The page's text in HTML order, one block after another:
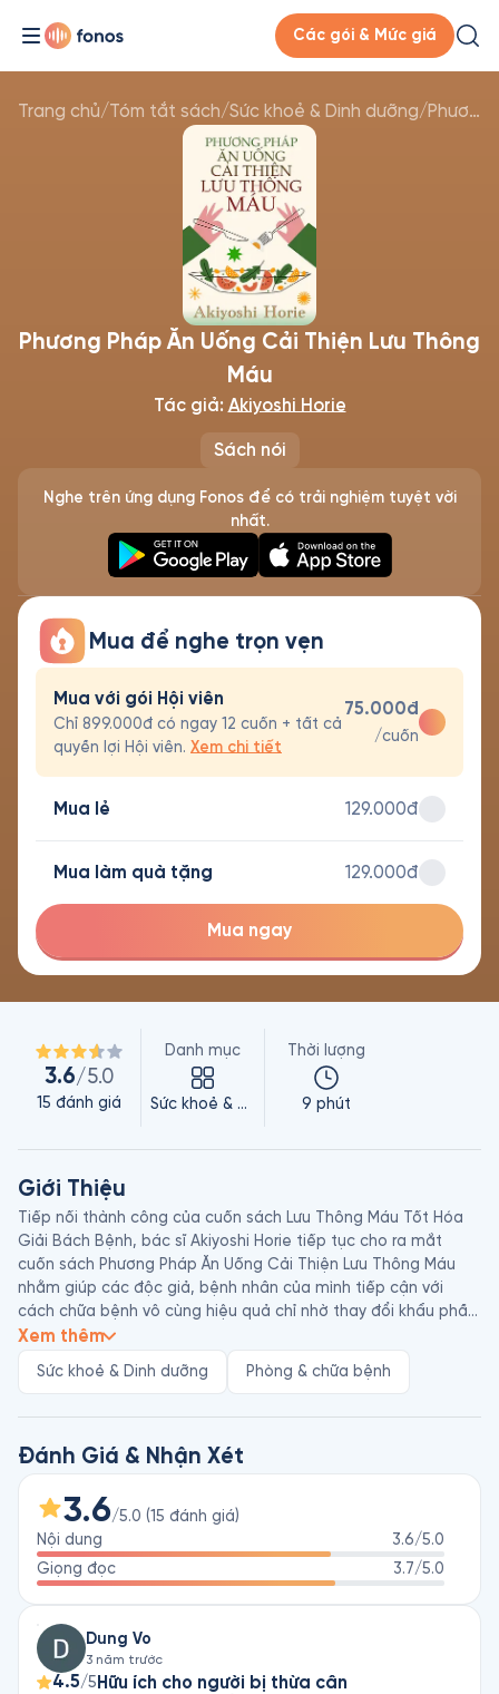
Các gói & Mức giá
Trang chủ/Tóm tắt sách/Sức khoẻ & Dinh dưỡng/ Phương Pháp Ăn Uống Cải Thiện Lưu Thông Máu
Sách nói
Phương Pháp Ăn Uống Cải Thiện Lưu Thông
Máu
Tác giả: Akiyoshi Horie
Nghe trên ứng dụng Fonos để có trải nghiệm tuyệt vời
nhất.
Mua để nghe trọn vẹn
Mua với gói Hội viên
Chỉ 899.000đ có ngay 12 cuốn + tất cả
quyền lợi Hội viên. Xem chi tiết
75.000đ
/cuốn
Mua lẻ 129.000đ
Mua làm quà tặng 129.000đ
Mua ngay
3.6/5.0
15 đánh giá
Danh mục
Sức khoẻ & Dinh dưỡng
Thời lượng
9 phút
Giới Thiệu
Tiếp nối thành công của cuốn sách Lưu Thông Máu Tốt Hóa
Giải Bách Bệnh, bác sĩ Akiyoshi Horie tiếp tục cho ra mắt
cuốn sách Phương Pháp Ăn Uống Cải Thiện Lưu Thông Máu
nhằm giúp các độc giả, bệnh nhân của mình tiếp cận với
cách chữa bệnh vô cùng hiệu quả chỉ nhờ thay đổi khẩu phần
ăn, cải thiện chất lượng bữa ăn và bổ sung những chất dinh
cách, lưu thông máu thông thuận, mọi vấn đề liên quan đến
vui vẻ và tích cực hơn.
Akiyoshi Horie sinh năm 1974, là một bác sĩ theo phương pháp
trị liệu tận gốc của y học Đông phương, lấy trọng tâm là sự
lưu thông máu trong cơ thể con người. Phương pháp điều trị
của ông được đánh giá cao và đã chữa được các vấn đề
thân - tâm như vô sinh, trầm cảm, thừa cân, mất nhận thức,…
cho hơn 50.000 bệnh nhân trong và ngoài nước.
Xem thêm
Sức khoẻ & Dinh dưỡng Phòng & chữa bệnh
Đánh Giá & Nhận Xét
3.6/5.0 (15 đánh giá)
Nội dung
3.6/5.0
Giọng đọc
3.7/5.0
Dung Vo
3 năm trước
4.5/5 Hữu ích cho người bị thừa cân